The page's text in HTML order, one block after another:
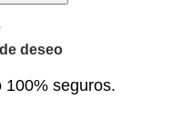
deseo
100% seguros.